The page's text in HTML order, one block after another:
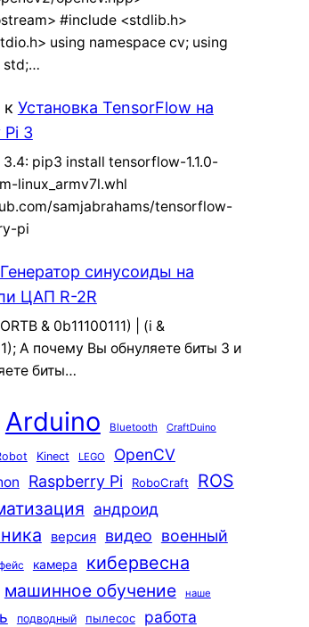
#include <stdlib.h>
using namespace cv; using
std;…
к Установка TensorFlow на
Pi 3
pip3 install tensorflow-1.1.0-
linux_armv7l.whl
samjabrahams/tensorflow-
pi
Генератор синусоиды на
ЦАП R-2R
& 0b11100111) | (i &
А почему Вы обнуляете биты 3 и
биты…
Arduino Bluetooth CraftDuino
Kinect LEGO OpenCV
Raspberry Pi RoboCraft ROS
андроид
версия видео военный
камера кибервесна
машинное обучение наше
подводный пылесос работа